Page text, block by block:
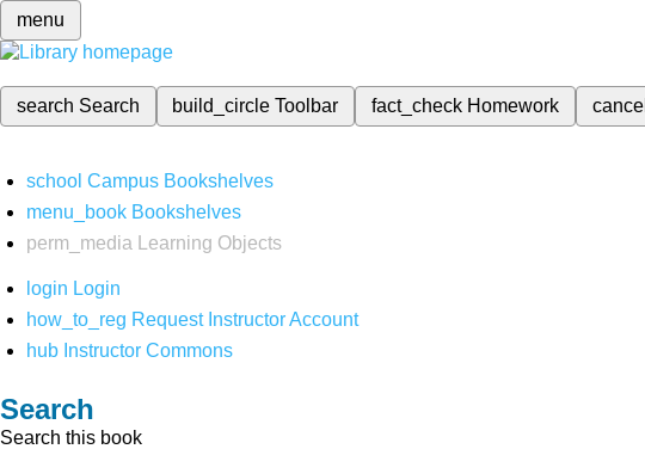
menu
search Search build_circleToolbar fact_check Homework cancel
school Campus Bookshelves
menu_book Bookshelves
perm_media
Learning Objects
login Login
how_to_reg Request Instructor Account
hub Instructor Commons
Search
Search this book